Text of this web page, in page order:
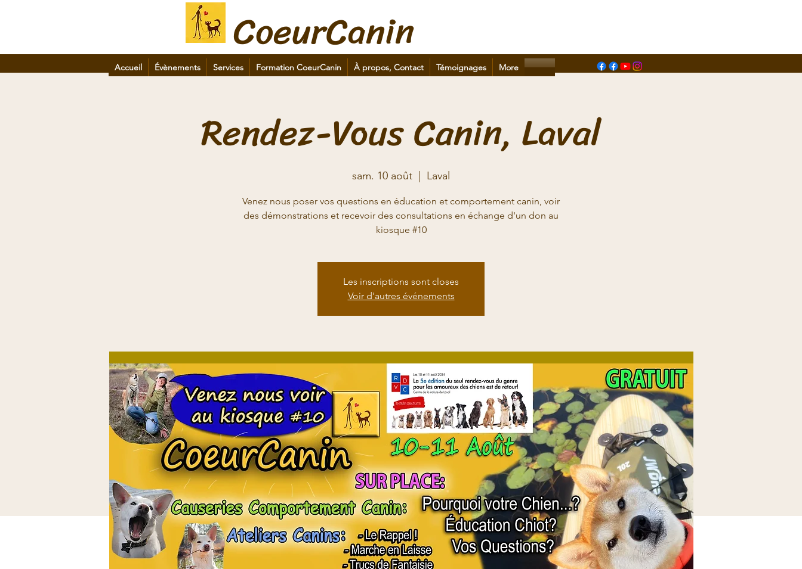
CoeurCanin
Accueil Évènements Services Formation CoeurCanin À propos, Contact Témoignages More
Rendez-Vous Canin, Laval
sam. 10 août Laval
Venez nous poser vos questions en éducation et comportement canin, voir
des démonstrations et recevoir des consultations en échange d'un don au
kiosque #10
Les inscriptions sont closes
Voir d'autres événements